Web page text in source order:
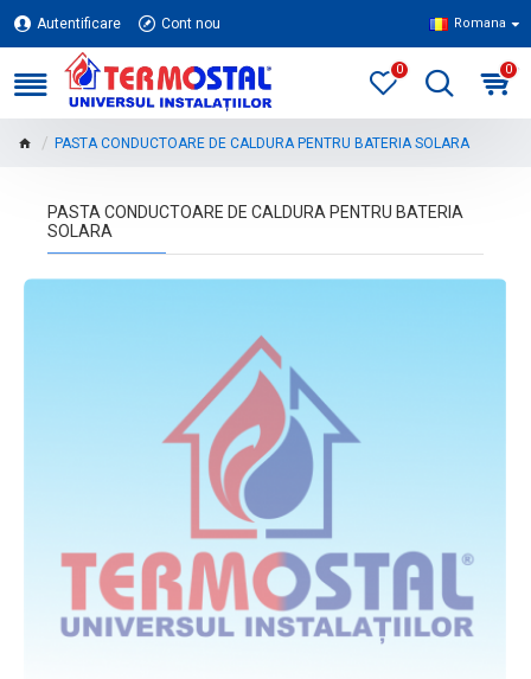
Autentificare Cont nou Romana
0 0
PASTA CONDUCTOARE DE CALDURA PENTRU BATERIA SOLARA
PASTA CONDUCTOARE DE CALDURA PENTRU BATERIA
SOLARA